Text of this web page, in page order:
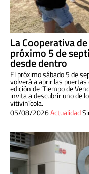
La Cooperativa
próximo 5 de
desde dentro
El próximo sábado 5 de
volverá a abrir las
edición de ‘Tiempo de
invita a descubrir uno de
vitivinícola.
05/08/2026Actualidad